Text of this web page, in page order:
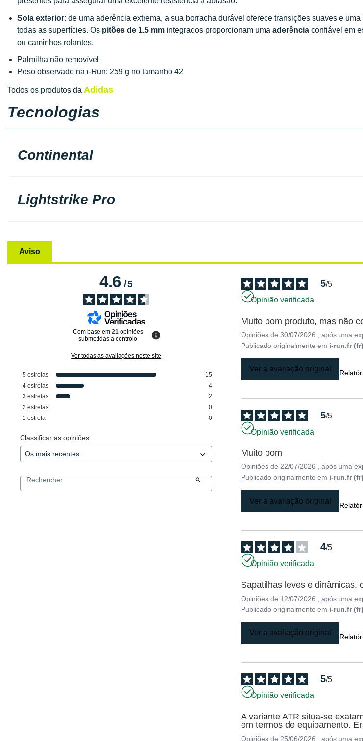
Sola exterior: de uma aderência extrema, a sua borracha durável oferece transições suaves e uma
todas as superfícies. Os pitões de 1.5 mm integrados proporcionam uma aderência confiável em
ou caminhos rolantes.
Palmilha não removível
Peso observado na i-Run: 259 g no tamanho 42
Todos os produtos da Adidas
Tecnologias
Continental
Lightstrike Pro
Aviso
4.6/5
Com base em 21 opiniões
submetidas a controlo
Ver todas as avaliações neste site
5 estrelas
15
4 estrelas
4
3 estrelas
2
2 estrelas
0
1 estrela 0
Classificar as opiniões
5/5
Opinião verificada
Muito bom produto, mas não
Opiniões de30/07/2026 , após uma
Publicado originalmente em i-run.fr (fr)
Ver a avaliação original
5/5
Opinião verificada
Muito bom
Opiniões de 22/07/2026 , após uma
Publicado originalmente em i-run.fr (fr)
Ver a avaliação original
4/5
Opinião verificada
Sapatilhas leves e dinâmicas,
Opiniões de 12/07/2026 , após uma
Publicado originalmente em i-run.fr (fr)
Ver a avaliação original
5/5
Opinião verificada
A variante ATR situa-se
em termos de equipamento.
Opiniões de 25/06/2026 , após uma